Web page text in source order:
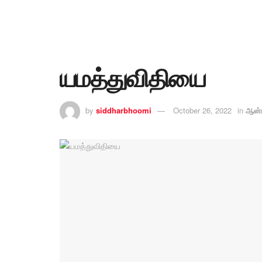
யமத்துவிதியை
by siddharbhoomi October 26, 2022 in